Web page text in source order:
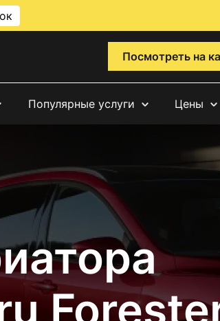
Посмотреть на
Популярные услуги Цены